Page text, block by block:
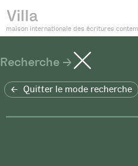
maison internationale des écritures
Recherche
Quitter le mode recherche